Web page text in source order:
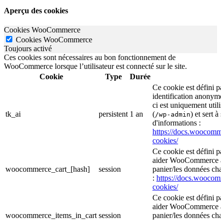
Aperçu des cookies
Cookies WooCommerce
Cookies WooCommerce
Toujours activé
Ces cookies sont nécessaires au bon fonctionnement de
WooCommerce lorsque l’utilisateur est connecté sur le site.
Cookie
Type Durée
tk_ai persistent 1 an
Ce cookie est défini
identification
ci est uniquement
(/wp-admin) et sert
d'informations :
https://
cookies/
woocommerce_cart_[hash] session
Ce cookie est défini
aider WooCommerce
panier/les données
: https://
cookies/
woocommerce_items_in_cart session
Ce cookie est défini
aider WooCommerce
panier/les données